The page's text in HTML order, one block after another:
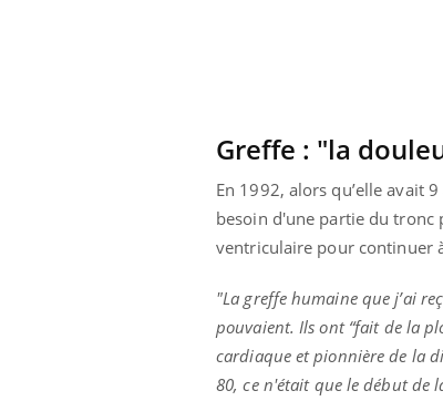
Greffe : "la
En 1992, alors qu’elle avait
besoin d'une partie du tronc
ventriculaire pour continuer
"La greffe humaine que j’ai
pouvaient. Ils ont “fait de la
cardiaque et pionnière de la
80, ce n'était que le début de